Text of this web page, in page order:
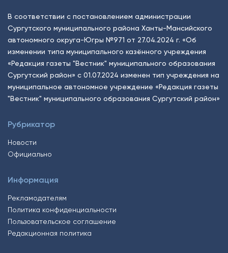
В соответствии с постановлением администрации
Сургутского муниципального района Ханты-Мансийского
автономного округа-Югры №971 от 27.04.2024 г. «Об
изменении типа муниципального казённого учреждения
«Редакция газеты "Вестник" муниципального образования
Сургутский район» с 01.07.2024 изменен тип учреждения на
муниципальное автономное учреждение «Редакция газеты
"Вестник" муниципального образования Сургутский район»
Рубрикатор
Новости
Официально
Информация
Рекламодателям
Политика конфиденциальности
Пользовательское соглашение
Редакционная политика